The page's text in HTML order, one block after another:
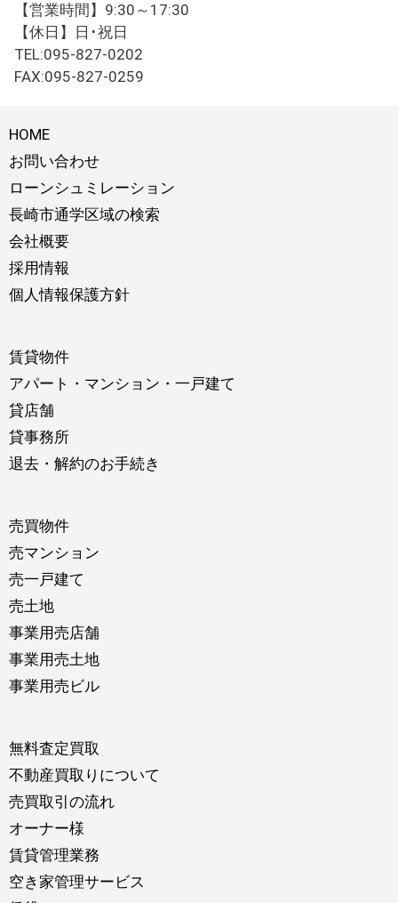
【営業時間】9:30～17:30
【休日】日･祝日
TEL:095-827-0202
FAX:095-827-0259
HOME
お問い合わせ
ローンシュミレーション
長崎市通学区域の検索
会社概要
採用情報
個人情報保護方針
賃貸物件
アパート・マンション・一戸建て
貸店舗
貸事務所
退去・解約のお手続き
売買物件
売マンション
売一戸建て
売土地
事業用売店舗
事業用売土地
事業用売ビル
無料査定買取
不動産買取りについて
売買取引の流れ
オーナー様
賃貸管理業務
空き家管理サービス